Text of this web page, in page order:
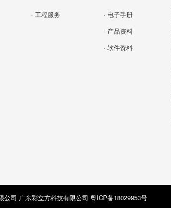
· 工程服务
· 电子手册
· 产品资料
· 软件资料
司 广东彩立方科技有限公司 粤ICP备18029953号